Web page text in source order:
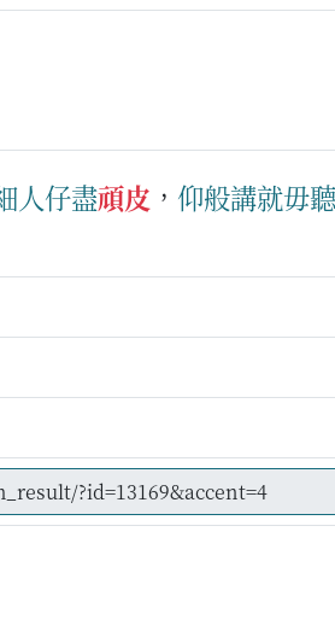
人仔盡頑皮 ， 仰般講就毋聽